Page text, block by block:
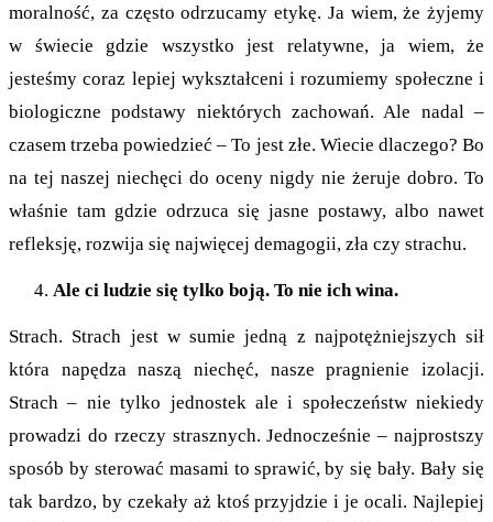
moralność, za często odrzucamy etykę. Ja wiem, że żyjemy
w świecie gdzie wszystko jest relatywne, ja wiem, że
jesteśmy coraz lepiej wykształceni i rozumiemy społeczne i
biologiczne podstawy niektórych zachowań. Ale nadal –
czasem trzeba powiedzieć – To jest złe. Wiecie dlaczego? Bo
na tej naszej niechęci do oceny nigdy nie żeruje dobro. To
właśnie tam gdzie odrzuca się jasne postawy, albo nawet
refleksję, rozwija się najwięcej demagogii, zła czy strachu.
Ale ci ludzie się tylko boją. To nie ich wina.
Strach. Strach jest w sumie jedną z najpotężniejszych sił
która napędza naszą niechęć, nasze pragnienie izolacji.
Strach – nie tylko jednostek ale i społeczeństw niekiedy
prowadzi do rzeczy strasznych. Jednocześnie – najprostszy
sposób by sterować masami to sprawić, by się bały. Bały się
tak bardzo, by czekały aż ktoś przyjdzie i je ocali. Najlepiej